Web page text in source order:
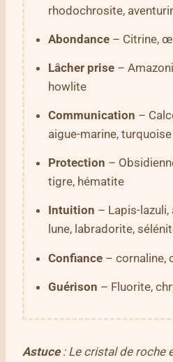
rhodochrosite,
Abondance – Citrine,
Lâcher prise –
howlite
Communication –
aigue-marine, turquoise
Protection –
tigre, hématite
Intuition – Lapis-
lune, labradorite,
Confiance – cornaline,
Guérison – Fluorite,
Astuce: Le cristal de roche